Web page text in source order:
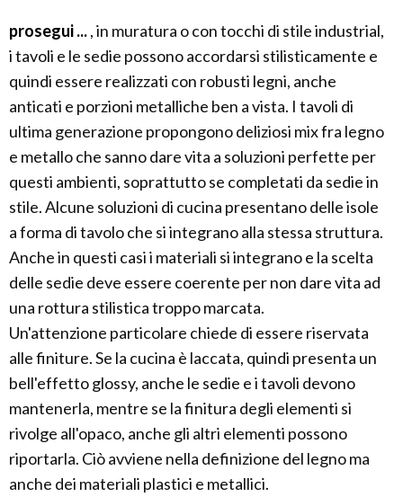
prosegui ..., in muratura o con tocchi di stile industrial,
i tavoli e le sedie possono accordarsi stilisticamente e
quindi essere realizzati con robusti legni, anche
anticati e porzioni metalliche ben a vista. I tavoli di
ultima generazione propongono deliziosi mix fra legno
e metallo che sanno dare vita a soluzioni perfette per
questi ambienti, soprattutto se completati da sedie in
stile. Alcune soluzioni di cucina presentano delle isole
a forma di tavolo che si integrano alla stessa struttura.
Anche in questi casi i materiali si integrano e la scelta
delle sedie deve essere coerente per non dare vita ad
una rottura stilistica troppo marcata.
Un'attenzione particolare chiede di essere riservata
alle finiture. Se la cucina è laccata, quindi presenta un
bell'effetto glossy, anche le sedie e i tavoli devono
mantenerla, mentre se la finitura degli elementi si
rivolge all'opaco, anche gli altri elementi possono
riportarla. Ciò avviene nella definizione del legno ma
anche dei materiali plastici e metallici.